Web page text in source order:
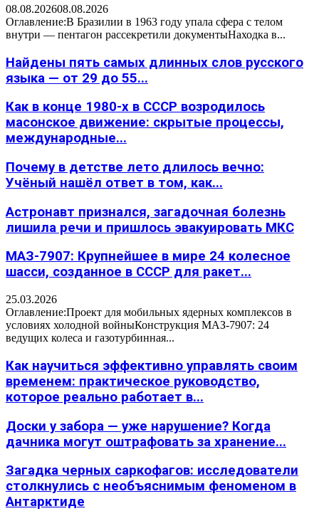
08.08.202608.08.2026
Оглавление:В Бразилии в 1963 году упала сфера с телом
внутри — пентагон рассекретили документыНаходка в...
Найдены пять самых длинных слов русского
языка — от 29 до 55...
Как в конце 1980-х в СССР возродилось
масонское движение: скрытые процессы,
международные...
Почему в детстве лето длилось вечно:
Учёный нашёл ответ в том, как...
Астронавт признался, загадочная болезнь
лишила речи и пришлось эвакуировать МКС
МАЗ-7907: Крупнейшее в мире 24 колесное
шасси, созданное в СССР для ракет...
25.03.2026
Оглавление:Проект для мобильных ядерных комплексов в
условиях холодной войныКонструкция МАЗ-7907: 24
ведущих колеса и газотурбинная...
Как научиться эффективно управлять своим
временем: практическое руководство,
которое реально работает в...
Доски у забора — уже нарушение? Когда
дачника могут оштрафовать за хранение...
Загадка черных саркофагов: исследователи
столкнулись с необъяснимым феноменом в
Антарктиде